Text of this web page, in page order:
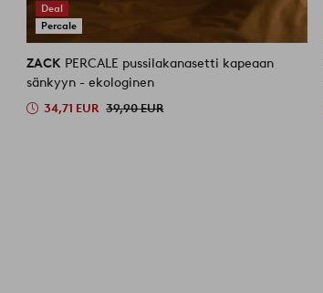
Deal
Percale
ZACK PERCALE pussilakanasetti kapeaan
sänkyyn - ekologinen
34,71 EUR 39,90 EUR